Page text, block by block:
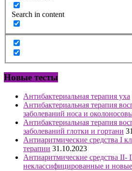
Search in content
Новые тесты
Антибактериальная терапия уха
Антибактериальная терапия
заболеваний носа и
Антибактериальная терапия
заболеваний глотки и гортани
Антиаритмические средства I
терапии 31.10.2023
Антиаритмические средства II-
неклассифицированные и новые